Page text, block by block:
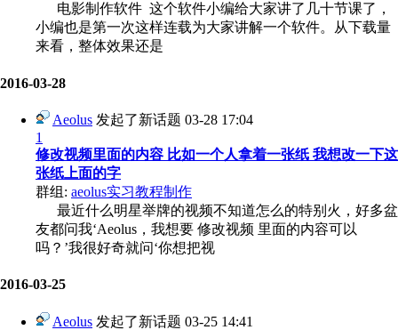
电影制作软件 这个软件小编给大家讲了几十节课了，
小编也是第一次这样连载为大家讲解一个软件。从下载量
来看，整体效果还是
2016-03-28
Aeolus 发起了新话题 03-28 17:04
1
修改视频里面的内容 比如一个人拿着一张纸 我想改一下这
张纸上面的字
群组: aeolus实习教程制作
最近什么明星举牌的视频不知道怎么的特别火，好多盆
友都问我‘Aeolus，我想要 修改视频 里面的内容可以
吗？’我很好奇就问‘你想把视
2016-03-25
Aeolus 发起了新话题 03-25 14:41